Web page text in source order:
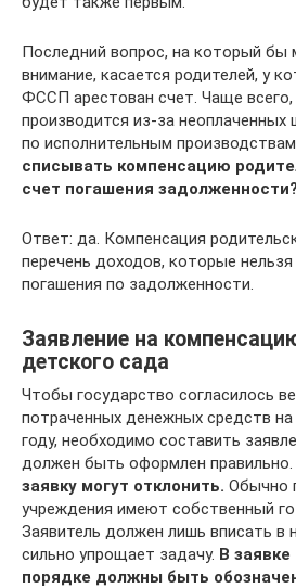
Последний вопрос, на который бы
внимание, касается родителей, у
ФССП арестован счет. Чаще всего,
производится из-за неоплаченных
по исполнительным производствам.
списывать компенсацию
счет погашения задолженности?
Ответ: да. Компенсация
перечень доходов, которые
погашения по задолженности.
Заявление на
детского сада
Чтобы государство согласилось
потраченных денежных средств на
году, необходимо составить
должен быть оформлен правильно.
заявку могут отклонить. Обычно
учреждения имеют собственный
Заявитель должен лишь вписать в
сильно упрощает задачу. В
порядке должны быть